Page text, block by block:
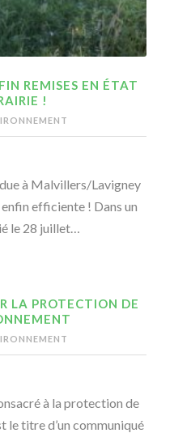
REMISES EN ÉTAT
!
à Malvillers/Lavigney
efficiente ! Dans un
le 28 juillet…
LA PROTECTION DE
à la protection de
le titre d’un communiqué